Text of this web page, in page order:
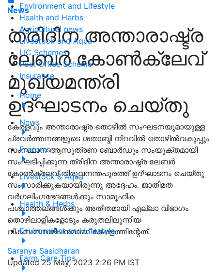
Environment and Lifestyle
Health and Herbs
Agricultural news
Livestock and Aqua
LIC Schemes
Post Office Scheme
Insurance
Home
News
Features
Livestock & Aqua
Health & Herbs
Environment and Lifestyle
Farm Care Tips
News
ത്രിദിന അന്താരാഷ്ട്ര
ലേബർ കോൺക്ലേവ്
മുഖ്യമന്ത്രി
ഉദ്ഘാടനം ചെയ്തു
കേരളവും അന്താരാഷ്ട്ര തൊഴിൽ സംഘടനയുമായുള്ള
പ്രവർത്തനങ്ങളുടെ ശതാബ്ദി നിറവിൽ തൊഴിൽവകുപ്പും
സംസ്ഥാന ആസൂത്രണ ബോർഡും സംയുക്തമായി
സംഘടിപ്പിക്കുന്ന ത്രിദിന അന്താരാഷ്ട്ര ലേബർ
കോൺക്ലേവ് തിരുവനന്തപുരത്ത് ഉദ്ഘാടനം ചെയ്തു
സംസാരിക്കുകയായിരുന്നു അദ്ദേഹം. ജാതിമത
വർഗലിംഗഭേദങ്ങൾക്കും സാമൂഹിക
പശ്ചാത്തലങ്ങൾക്കും അതീതമായി എല്ലാ വിഭാഗം
തൊഴിലാളികളോടും കരുതലിലൂന്നിയ
വികസനസമീപനമാണ് കേരളത്തിന്റേത്.
Saranya Sasidharan
Updated 25 May, 2023 2:26 PM IST